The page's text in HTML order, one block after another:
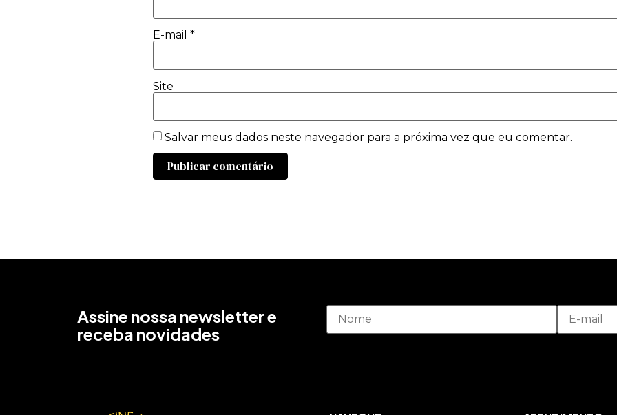
E-mail *
Site
Salvar meus dados neste navegador para a próxima vez que eu comentar.
Assine nossa newsletter e
receba novidades